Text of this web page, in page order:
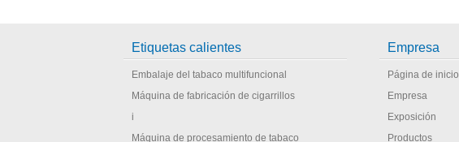
Etiquetas calientes
Embalaje del tabaco multifuncional
Máquina de fabricación de cigarrillos
i
Máquina de procesamiento de tabaco
Empresa
Página de inicio
Empresa
Exposición
Productos